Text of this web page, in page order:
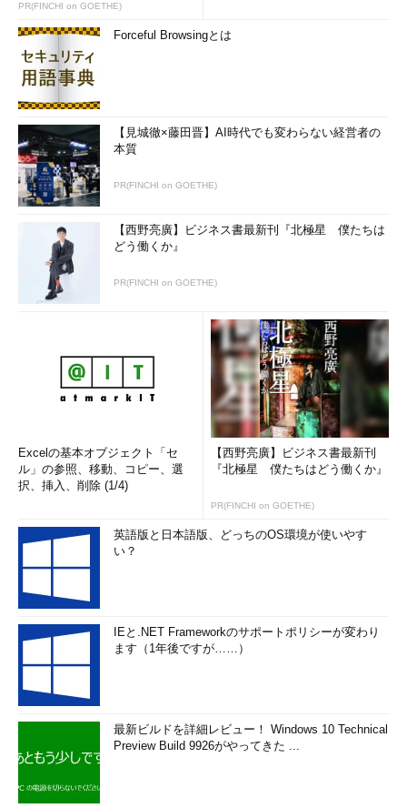
PR(FINCHI on GOETHE)
Forceful Browsingとは
【見城徹×藤田晋】AI時代でも変わらない経営者の
本質
PR(FINCHI on GOETHE)
【西野亮廣】ビジネス書最新刊『北極星 僕たちは
どう働くか』
PR(FINCHI on GOETHE)
Excelの基本オブジェクト「セ
ル」の参照、移動、コピー、選
択、挿入、削除 (1/4)
【西野亮廣】ビジネス書最新刊
『北極星 僕たちはどう働くか』
PR(FINCHI on GOETHE)
英語版と日本語版、どっちのOS環境が使いやす
い？
IEと.NET Frameworkのサポートポリシーが変わり
ます（1年後ですが……）
最新ビルドを詳細レビュー！ Windows 10 Technical
Preview Build 9926がやってきた ...